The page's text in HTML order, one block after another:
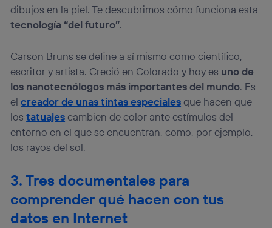
dibujos en la piel. Te descubrimos cómo funciona esta
tecnología “del futuro”.
Carson Bruns se define a sí mismo como científico,
escritor y artista. Creció en Colorado y hoy es uno de
los nanotecnólogos más importantes del mundo. Es
elcreador de unas tintas especialesque hacen que
lostatuajescambien de color ante estímulos del
entorno en el que se encuentran, como, por ejemplo,
los rayos del sol.
3. Tres documentales para
comprender qué hacen con tus
datos en Internet
lo que cualquier persona que conecte su dispositivo y
consienta el uso de la tecnología recibirá el mismo
identificador. Típicamente:
el marketing o análisis se realizará en función de las
actividades de navegación de los miembros del hogar
que hayan dado su consentimiento.
datos móviles
, el marketing será más
personalizado, ya que se basará únicamente en la
navegación del usuario del móvil.
Puedes gestionar los consentimientos Utiq seleccionando
“Administrar Utiq” en la parte inferior de esta página web o
la política de privacidad de Utiq